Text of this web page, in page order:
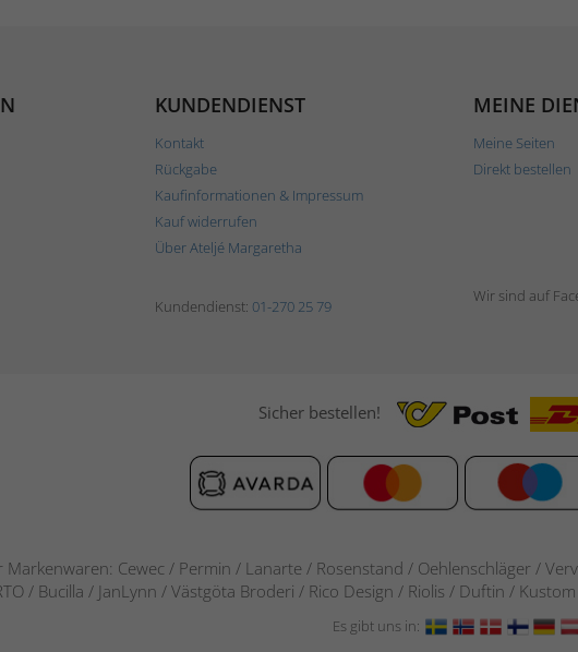
KUNDENDIENST
Kontakt
Rückgabe
Kaufinformationen & Impressum
Kauf widerrufen
Über Ateljé Margaretha
MEINE
Meine Seiten
Direkt bestellen
Kundendienst: 01-270 25 79
Wir sind auf
Sicher bestellen!
Markenwaren: Cewec / Permin / Lanarte / Rosenstand / Oehlenschläger /
/ Bucilla / JanLynn / Västgöta Broderi / Rico Design / Riolis / Duftin /
Es gibt uns in: